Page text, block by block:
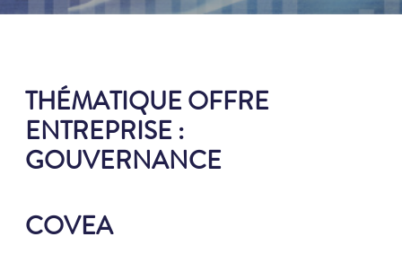
THÉMATIQUE OFFRE
ENTREPRISE :
GOUVERNANCE
COVEA